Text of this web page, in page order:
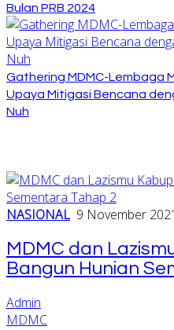
Bulan PRB 2024
Gathering MDMC-Lembaga
Upaya Mitigasi Bencana
Nuh
NASIONAL 9 November 2021
MDMC dan
Bangun Hunian
Admin
MDMC